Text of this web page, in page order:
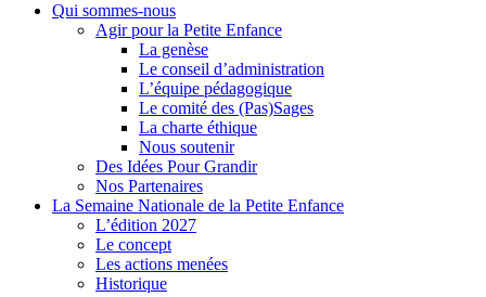
Qui sommes-nous
Agir pour la Petite Enfance
La genèse
Le conseil d’administration
L’équipe pédagogique
Le comité des (Pas)Sages
La charte éthique
Nous soutenir
Des Idées Pour Grandir
Nos Partenaires
La Semaine Nationale de la Petite Enfance
L’édition 2027
Le concept
Les actions menées
Historique